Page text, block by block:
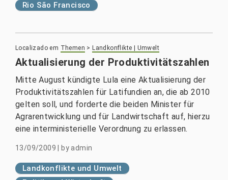
Rio São Francisco
Localizado em Themen > Landkonflikte | Umwelt
Aktualisierung der Produktivitätszahlen
Mitte August kündigte Lula eine Aktualisierung der
Produktivitätszahlen für Latifundien an, die ab 2010
gelten soll, und forderte die beiden Minister für
Agrarentwicklung und für Landwirtschaft auf, hierzu
eine interministerielle Verordnung zu erlassen.
13/09/2009 byadmin
Landkonflikte und Umwelt